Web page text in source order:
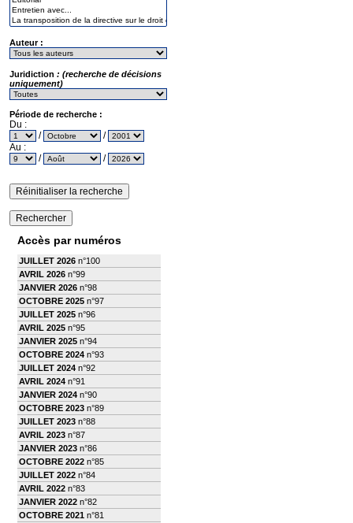
Auteur :
Juridiction : (recherche de décisions
uniquement)
Période de recherche :
Du :
/
/
Au :
/
/
Accès par numéros
JUILLET 2026 n°100
AVRIL 2026 n°99
JANVIER 2026 n°98
OCTOBRE 2025 n°97
JUILLET 2025 n°96
AVRIL 2025 n°95
JANVIER 2025 n°94
OCTOBRE 2024 n°93
JUILLET 2024 n°92
AVRIL 2024 n°91
JANVIER 2024 n°90
OCTOBRE 2023 n°89
JUILLET 2023 n°88
AVRIL 2023 n°87
JANVIER 2023 n°86
OCTOBRE 2022 n°85
JUILLET 2022 n°84
AVRIL 2022 n°83
JANVIER 2022 n°82
OCTOBRE 2021 n°81